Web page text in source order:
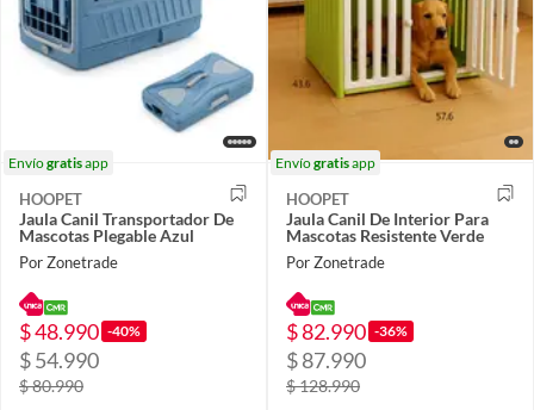
Envíogratisapp
HOOPET
Jaula Canil Transportador De
Mascotas Plegable Azul
Por Zonetrade
$ 48.990 -40%
$ 54.990
$ 80.990
Envíogratisapp
HOOPET
Jaula Canil De Interior Para
Mascotas Resistente Verde
Por Zonetrade
$ 82.990 -36%
$ 87.990
$ 128.990